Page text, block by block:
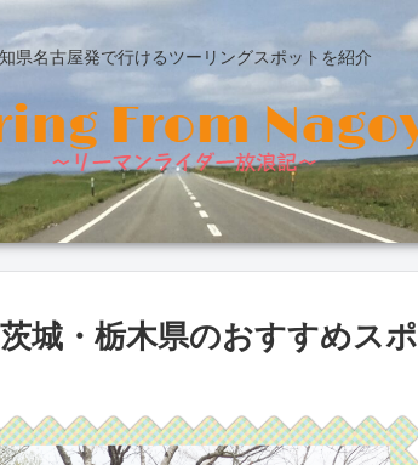
県名古屋発で行けるツーリングスポットを紹介
城・栃木県のおすすめスポ